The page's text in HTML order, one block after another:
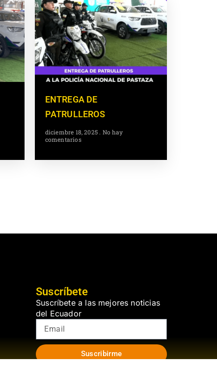
ENTREGA DE
PATRULLEROS
diciembre 18, 2025
No hay
comentarios
Suscríbete
Suscríbete a las mejores noticias
del Ecuador
Suscribirme